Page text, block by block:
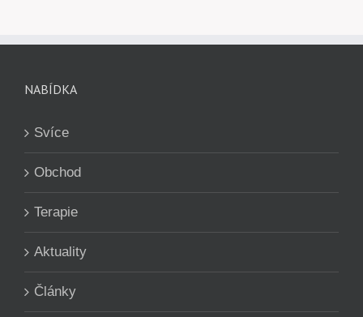
NABÍDKA
Svíce
Obchod
Terapie
Aktuality
Články